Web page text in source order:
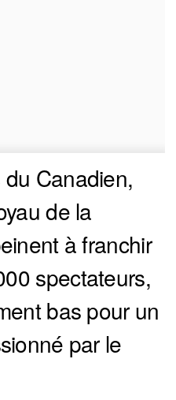
Canadien,
de la
à franchir
spectateurs,
bas pour un
par le